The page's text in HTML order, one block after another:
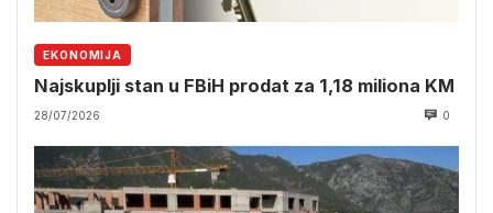
EKONOMIJA
Najskuplji stan u FBiH prodat za 1,18 miliona KM
28/07/2026 0